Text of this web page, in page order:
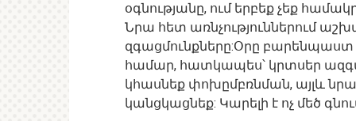
օգնությանը, ում երբեք չեք
Նրա հետ առնչություններում
զգացմունքները:Օրը
համար, հատկապես՝ կրտսեր
կհասնեք փոխըմբռնման, այլև
կանցկացնեք: Կարելի է ոչ մեծ